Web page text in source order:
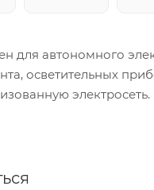
для автономного
осветительных
электросеть.